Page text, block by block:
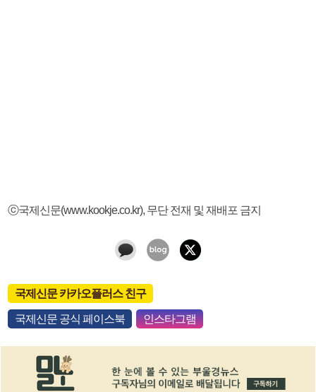
ⓒ국제신문(www.kookje.co.kr), 무단 전재 및 재배포 금지
국제신문 카카오플러스 친구
국제신문 공식 페이스북 인스타그램